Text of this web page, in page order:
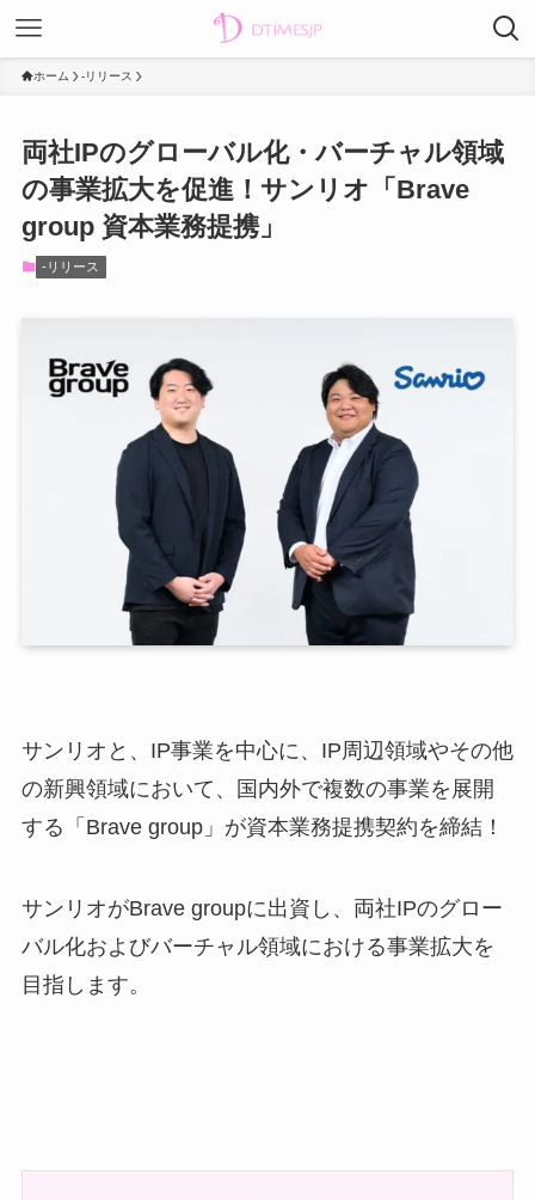
ホーム -リリース
両社IPのグローバル化・バーチャル領域
の事業拡大を促進！サンリオ「Brave
group 資本業務提携」
-リリース
サンリオと、IP事業を中心に、IP周辺領域やその他
の新興領域において、国内外で複数の事業を展開
する「Brave group」が資本業務提携契約を締結！
サンリオがBrave groupに出資し、両社IPのグロー
バル化およびバーチャル領域における事業拡大を
目指します。